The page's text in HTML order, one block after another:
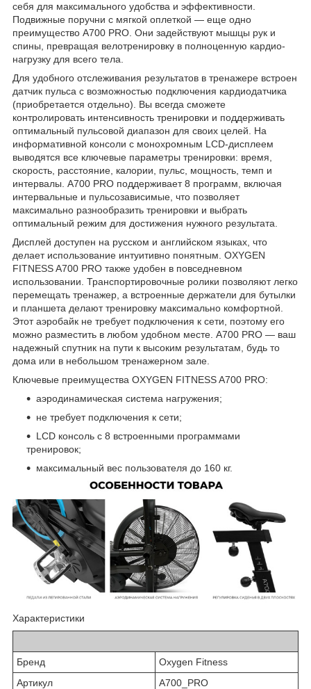
себя для максимального удобства и эффективности.
Подвижные поручни с мягкой оплеткой — еще одно
преимущество A700 PRO. Они задействуют мышцы рук и
спины, превращая велотренировку в полноценную кардио-
нагрузку для всего тела.
Для удобного отслеживания результатов в тренажере встроен
датчик пульса с возможностью подключения кардиодатчика
(приобретается отдельно). Вы всегда сможете
контролировать интенсивность тренировки и поддерживать
оптимальный пульсовой диапазон для своих целей. На
информативной консоли с монохромным LCD-дисплеем
выводятся все ключевые параметры тренировки: время,
скорость, расстояние, калории, пульс, мощность, темп и
интервалы. A700 PRO поддерживает 8 программ, включая
интервальные и пульсозависимые, что позволяет
максимально разнообразить тренировки и выбрать
оптимальный режим для достижения нужного результата.
Дисплей доступен на русском и английском языках, что
делает использование интуитивно понятным. OXYGEN
FITNESS A700 PRO также удобен в повседневном
использовании. Транспортировочные ролики позволяют легко
перемещать тренажер, а встроенные держатели для бутылки
и планшета делают тренировку максимально комфортной.
Этот аэробайк не требует подключения к сети, поэтому его
можно разместить в любом удобном месте. A700 PRO — ваш
надежный спутник на пути к высоким результатам, будь то
дома или в небольшом тренажерном зале.
Ключевые преимущества OXYGEN FITNESS A700 PRO:
аэродинамическая система нагружения;
не требует подключения к сети;
LCD консоль с 8 встроенными программами
тренировок;
максимальный вес пользователя до 160 кг.
Характеристики
Бренд
Oxygen Fitness
Артикул
A700_PRO